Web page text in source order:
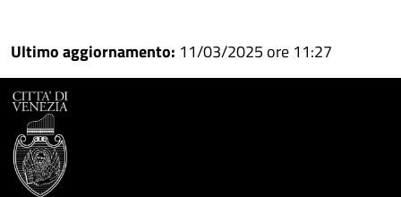
su
Facebook
Condividi
su
Condividi
Ultimo aggiornamento: 11/03/2025 ore 11:27